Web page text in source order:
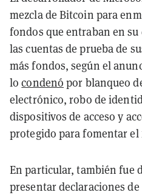
mezcla de Bitcoin para
fondos que entraban en
las cuentas de prueba de
más fondos, según el
locondenó por blanqueo
electrónico, robo de
dispositivos de acceso y
protegido para fomentar el
En particular, también fue
presentar declaraciones